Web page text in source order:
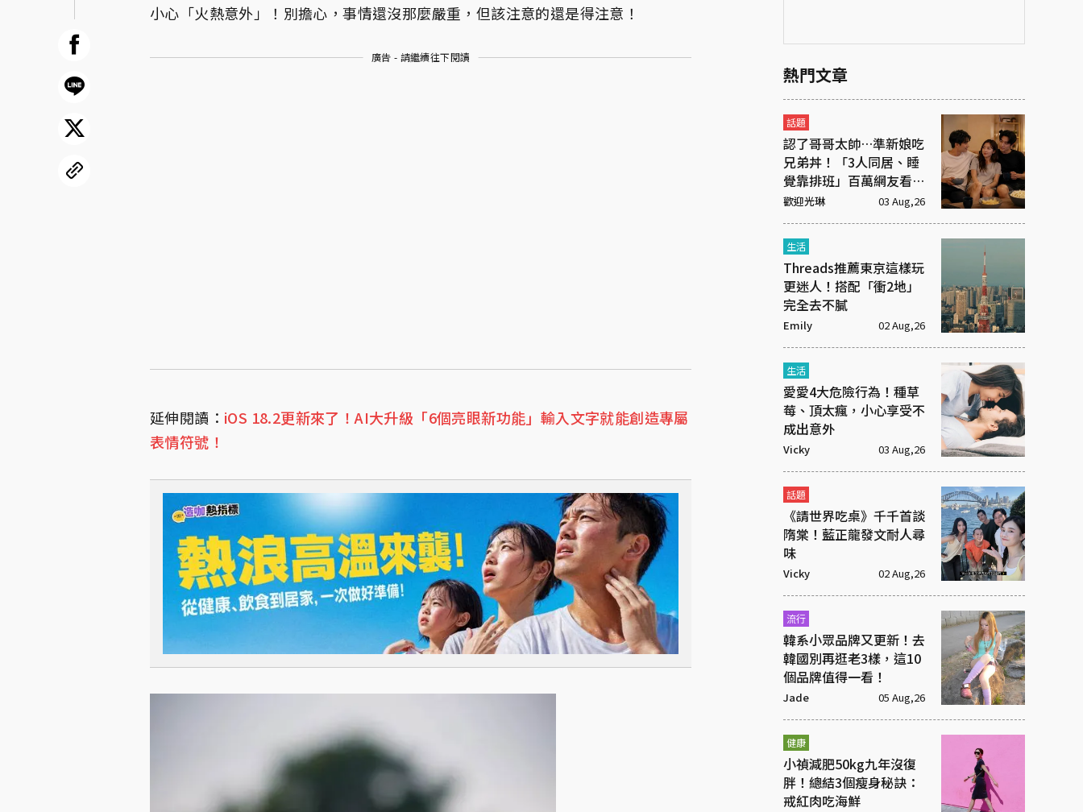
小心「火熱意外」！別擔心，事情還沒那麼嚴重，但該注意的還是得注意！
廣告 - 請繼續往下閱讀
延伸閱讀： iOS 18.2更新來了！AI大升級「6個亮眼新功能」輸入文字就能創造專屬
表情符號！
熱門文章
話題
認了哥哥太帥…準新娘吃
兄弟丼！「3人同居、睡
覺靠排班」百萬網友看傻
眼
歡迎光琳 03 Aug,26
生活
Threads推薦東京這樣玩
更迷人！搭配「衝2地」
完全去不膩
Emily 02 Aug,26
生活
愛愛4大危險行為！種草
莓、頂太瘋，小心享受不
成出意外
Vicky 03 Aug,26
話題
《請世界吃桌》千千首談
隋棠！藍正龍發文耐人尋
味
Vicky 02 Aug,26
流行
韓系小眾品牌又更新！去
韓國別再逛老3樣，這10
個品牌值得一看！
Jade 05 Aug,26
健康
小禎減肥50kg九年沒復
胖！總結3個瘦身秘訣：
戒紅肉吃海鮮